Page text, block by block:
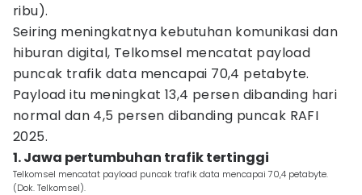
ribu).
Seiring meningkatnya kebutuhan komunikasi dan
hiburan digital, Telkomsel mencatat payload
puncak trafik data mencapai 70,4 petabyte.
Payload itu meningkat 13,4 persen dibanding hari
normal dan 4,5 persen dibanding puncak RAFI
2025.
1. Jawa pertumbuhan trafik tertinggi
Telkomsel mencatat payload puncak trafik data mencapai 70,4 petabyte.
(Dok. Telkomsel).